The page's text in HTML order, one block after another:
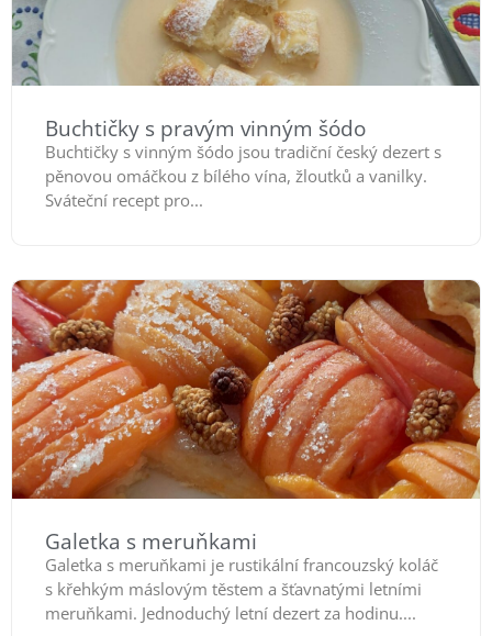
Buchtičky s pravým vinným šódo
Buchtičky s vinným šódo jsou tradiční český dezert s
pěnovou omáčkou z bílého vína, žloutků a vanilky.
Sváteční recept pro...
Galetka s meruňkami
Galetka s meruňkami je rustikální francouzský koláč
s křehkým máslovým těstem a šťavnatými letními
meruňkami. Jednoduchý letní dezert za hodinu....